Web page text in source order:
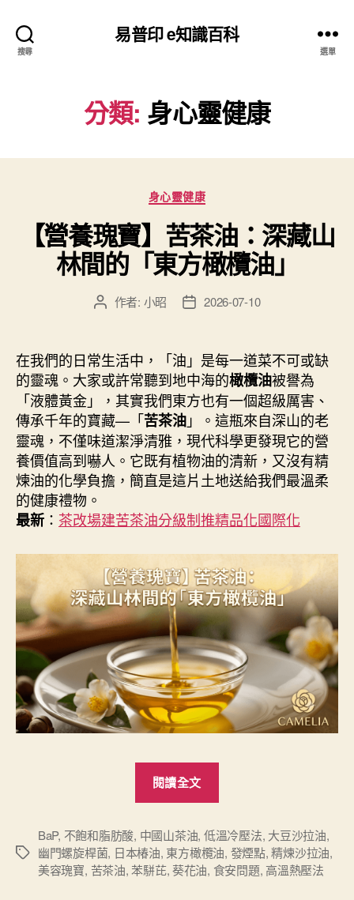
搜尋
易普印 e知識百科
選單
分類: 身心靈健康
分
類
身心靈健康
【營養瑰寶】苦茶油：深藏山
林間的「東方橄欖油」
文
者
作者: 小昭
文
佈
日
期
2026-07-10
在我們的日常生活中，「油」是每一道菜不可或缺
的靈魂。大家或許常聽到地中海的橄欖油被譽為
「液體黃金」，其實我們東方也有一個超級厲害、
傳承千年的寶藏—「苦茶油」。這瓶來自深山的老
靈魂，不僅味道潔淨清雅，現代科學更發現它的營
養價值高到嚇人。它既有植物油的清新，又沒有精
煉油的化學負擔，簡直是這片土地送給我們最溫柔
的健康禮物。
最新 ： 茶改場建苦茶油分級制推精品化國際化
閱讀全文
寶】
苦
茶
標
BaP, 不飽和脂肪酸, 中國山茶油, 低溫冷壓法, 大豆沙拉油,
幽門螺旋桿菌, 日本椿油, 東⽅橄欖油, 發煙點,精煉沙拉油,
美容瑰寶, 苦茶油,苯駢芘,葵花油, 食安問題, 高溫熱壓法